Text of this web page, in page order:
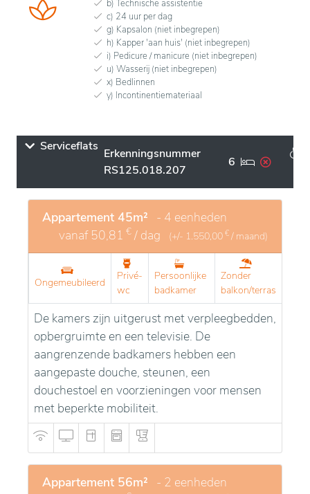
b) Technische assistentie
c) 24 uur per dag
g) Kapsalon (niet inbegrepen)
h) Kapper 'aan huis' (niet inbegrepen)
i) Pedicure / manicure (niet inbegrepen)
u) Wasserij (niet inbegrepen)
x) Bedlinnen
y) Incontinentiemateriaal
Serviceflats Erkenningsnummer
RS125.018.207
6
Appartement 45m² - 4 eenheden
vanaf 50,81 € / dag (+/- 1.550,00 € / maand)
Ongemeubileerd
Privé-
wc
Persoonlijke
badkamer
Zonder
balkon/terras
De kamers zijn uitgerust met verpleegbedden,
opbergruimte en een televisie. De
aangrenzende badkamers hebben een
aangepaste douche, steunen, een
douchestoel en voorzieningen voor mensen
met beperkte mobiliteit.
Appartement 56m² - 2 eenheden